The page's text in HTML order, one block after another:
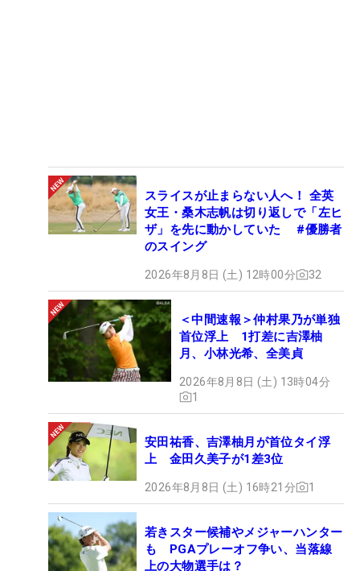
スライスが止まらない人へ！ 全英
女王・桑木志帆は切り返しで「左ヒ
ザ」を先に動かしていた #優勝者
のスイング
2026年8月8日 (土) 12時00分 32
＜中間速報＞仲村果乃が単独
首位浮上 1打差に吉澤柚
月、小林光希、全美貞
2026年8月8日 (土) 13時04分
1
安田祐香、吉澤柚月が首位タイ浮
上 金田久美子が1差3位
2026年8月8日 (土) 16時21分 1
若きスター候補やメジャーハンター
も PGAプレーオフ争い、当落線
上の大物選手は？